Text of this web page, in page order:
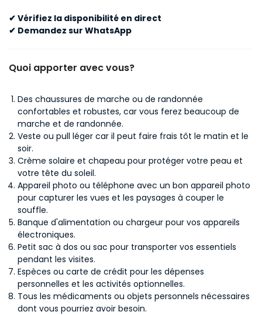
✔ Vérifiez la disponibilité en direct
✔ Demandez sur WhatsApp
Quoi apporter avec vous?
Des chaussures de marche ou de randonnée
confortables et robustes, car vous ferez beaucoup de
marche et de randonnée.
Veste ou pull léger car il peut faire frais tôt le matin et le
soir.
Crème solaire et chapeau pour protéger votre peau et
votre tête du soleil.
Appareil photo ou téléphone avec un bon appareil photo
pour capturer les vues et les paysages à couper le
souffle.
Banque d'alimentation ou chargeur pour vos appareils
électroniques.
Petit sac à dos ou sac pour transporter vos essentiels
pendant les visites.
Espèces ou carte de crédit pour les dépenses
personnelles et les activités optionnelles.
Tous les médicaments ou objets personnels nécessaires
dont vous pourriez avoir besoin.